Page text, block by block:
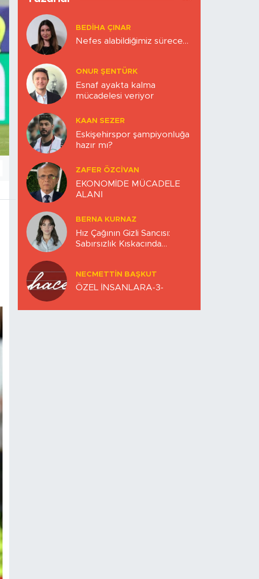
BEDIHA ÇINAR
Nefes alabildiğimiz sürece…
ONUR ŞENTÜRK
Esnaf ayakta kalma
mücadelesi veriyor
KAAN SEZER
Eskişehirspor şampiyonluğa
hazır mı?
ZAFER ÖZCIVAN
EKONOMİDE MÜCADELE
ALANI
BERNA KURNAZ
Hız Çağının Gizli Sancısı:
Sabırsızlık Kıskacında
NECMETTIN BAŞKUT
ÖZEL İNSANLARA-3-